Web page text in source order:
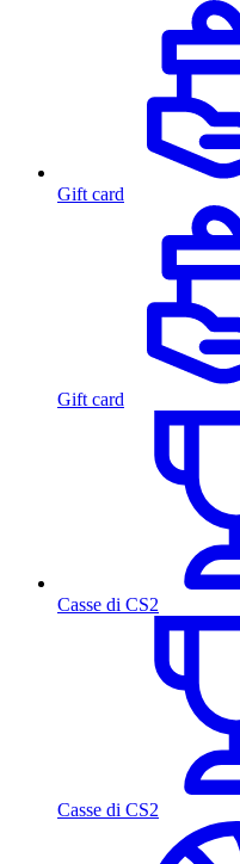
Gift card
Gift card
Casse di CS2
Casse di CS2